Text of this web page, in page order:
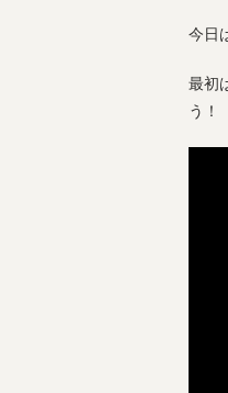
今日
最初
う！